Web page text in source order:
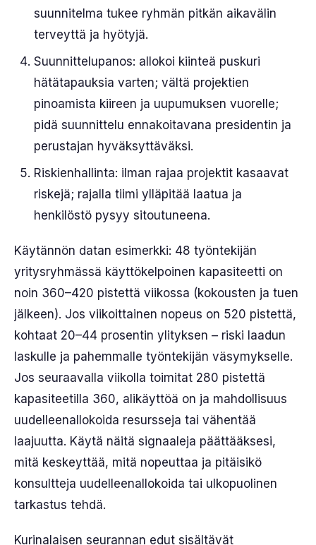
suunnitelma tukee ryhmän pitkän aikavälin
terveyttä ja hyötyjä.
Suunnittelupanos: allokoi kiinteä puskuri
hätätapauksia varten; vältä projektien
pinoamista kiireen ja uupumuksen vuorelle;
pidä suunnittelu ennakoitavana presidentin ja
perustajan hyväksyttäväksi.
Riskienhallinta: ilman rajaa projektit kasaavat
riskejä; rajalla tiimi ylläpitää laatua ja
henkilöstö pysyy sitoutuneena.
Käytännön datan esimerkki: 48 työntekijän
yritysryhmässä käyttökelpoinen kapasiteetti on
noin 360–420 pistettä viikossa (kokousten ja tuen
jälkeen). Jos viikoittainen nopeus on 520 pistettä,
kohtaat 20–44 prosentin ylityksen – riski laadun
laskulle ja pahemmalle työntekijän väsymykselle.
Jos seuraavalla viikolla toimitat 280 pistettä
kapasiteetilla 360, alikäyttöä on ja mahdollisuus
uudelleenallokoida resursseja tai vähentää
laajuutta. Käytä näitä signaaleja päättääksesi,
mitä keskeyttää, mitä nopeuttaa ja pitäisikö
konsultteja uudelleenallokoida tai ulkopuolinen
tarkastus tehdä.
Kurinalaisen seurannan edut sisältävät